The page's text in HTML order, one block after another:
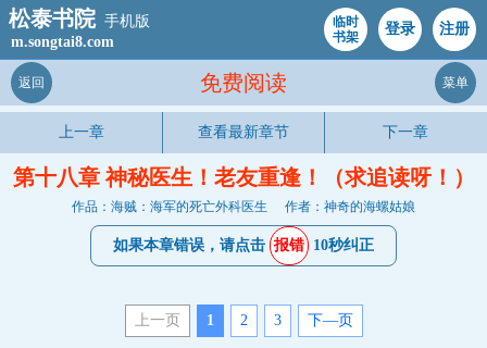
松泰书院 手机版
m.songtai8.com
临时
书架
登录 注册
免费阅读
返回 菜单
上一章 查看最新章节 下一章
第十八章 神秘医生！老友重逢！（求追读呀！）
作品：海贼：海军的死亡外科医生 作者：神奇的海螺姑娘
如果本章错误，请点击 报错 10秒纠正
上一页 1 2 3 下—页